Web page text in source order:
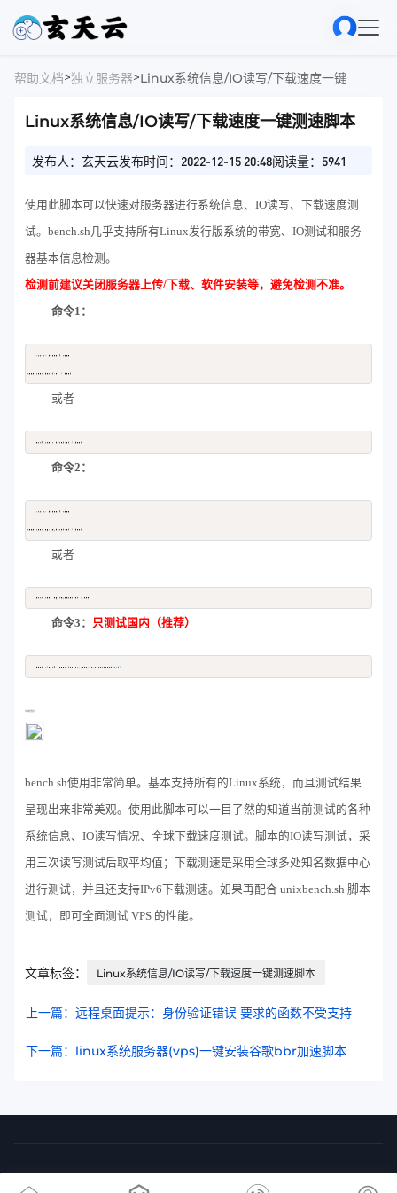
帮助文档>独立服务器>Linux系统信息/IO读写/下载速度一键测速脚本
Linux系统信息/IO读写/下载速度一键测速脚本
发布人：玄天云发布时间：2022-12-15 20:48阅读量：5941
使用此脚本可以快速对服务器进行系统信息、IO读写、下载速度测
试。bench.sh几乎支持所有Linux发行版系统的带宽、IO测试和服务
器基本信息检测。
检测前建议关闭服务器上传/下载、软件安装等，避免检测不准。
命令1：
或者
Copy
命令2：
yum -y install wget
wget -qO- 86.re/bench.sh | bash
或者
curl -so- 86.re/bench.sh | bash
Copy
命令3： 只测试国内（推荐）
Copy
bench.sh使用非常简单。基本支持所有的Linux系统，而且测试结果
呈现出来非常美观。使用此脚本可以一目了然的知道当前测试的各种
系统信息、IO读写情况、全球下载速度测试。脚本的IO读写测试，采
用三次读写测试后取平均值；下载测速是采用全球多处知名数据中心
进行测试，并且还支持IPv6下载测速。如果再配合 unixbench.sh 脚本
测试，即可全面测试 VPS 的性能。
文章标签： Linux系统信息/IO读写/下载速度一键测速脚本
上一篇：远程桌面提示：身份验证错误 要求的函数不受支持
下一篇：linux系统服务器(vps)一键安装谷歌bbr加速脚本